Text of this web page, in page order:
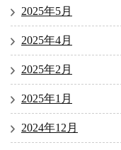
2025年5月
2025年4月
2025年2月
2025年1月
2024年12月